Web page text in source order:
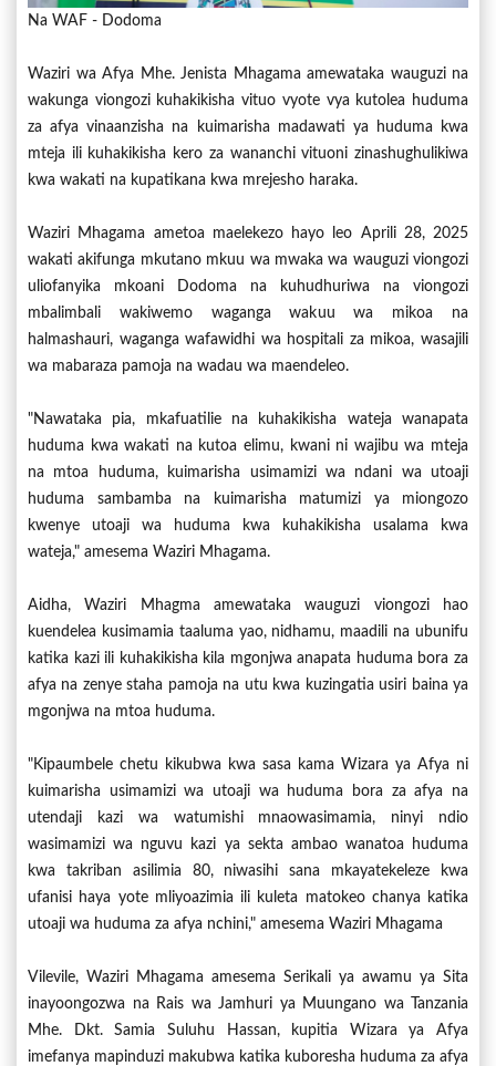
Na WAF - Dodoma
Waziri wa Afya Mhe. Jenista Mhagama amewataka wauguzi na
wakunga viongozi kuhakikisha vituo vyote vya kutolea huduma
za afya vinaanzisha na kuimarisha madawati ya huduma kwa
mteja ili kuhakikisha kero za wananchi vituoni zinashughulikiwa
kwa wakati na kupatikana kwa mrejesho haraka.
Waziri Mhagama ametoa maelekezo hayo leo Aprili 28, 2025
wakati akifunga mkutano mkuu wa mwaka wa wauguzi viongozi
uliofanyika mkoani Dodoma na kuhudhuriwa na viongozi
mbalimbali wakiwemo waganga wakuu wa mikoa na
halmashauri, waganga wafawidhi wa hospitali za mikoa, wasajili
wa mabaraza pamoja na wadau wa maendeleo.
"Nawataka pia, mkafuatilie na kuhakikisha wateja wanapata
huduma kwa wakati na kutoa elimu, kwani ni wajibu wa mteja
na mtoa huduma, kuimarisha usimamizi wa ndani wa utoaji
huduma sambamba na kuimarisha matumizi ya miongozo
kwenye utoaji wa huduma kwa kuhakikisha usalama kwa
wateja," amesema Waziri Mhagama.
Aidha, Waziri Mhagma amewataka wauguzi viongozi hao
kuendelea kusimamia taaluma yao, nidhamu, maadili na ubunifu
katika kazi ili kuhakikisha kila mgonjwa anapata huduma bora za
afya na zenye staha pamoja na utu kwa kuzingatia usiri baina ya
mgonjwa na mtoa huduma.
"Kipaumbele chetu kikubwa kwa sasa kama Wizara ya Afya ni
kuimarisha usimamizi wa utoaji wa huduma bora za afya na
utendaji kazi wa watumishi mnaowasimamia, ninyi ndio
wasimamizi wa nguvu kazi ya sekta ambao wanatoa huduma
kwa takriban asilimia 80, niwasihi sana mkayatekeleze kwa
ufanisi haya yote mliyoazimia ili kuleta matokeo chanya katika
utoaji wa huduma za afya nchini," amesema Waziri Mhagama
Vilevile, Waziri Mhagama amesema Serikali ya awamu ya Sita
inayoongozwa na Rais wa Jamhuri ya Muungano wa Tanzania
Mhe. Dkt. Samia Suluhu Hassan, kupitia Wizara ya Afya
imefanya mapinduzi makubwa katika kuboresha huduma za afya